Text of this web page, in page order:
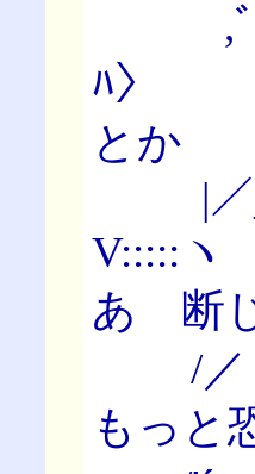
,ﾞ
ﾊ〉
とか
|／
V:::::
あ 断
/／
もっと